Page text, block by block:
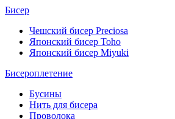
Бисер
Чешский бисер Preciosa
Японский бисер Toho
Японский бисер Miyuki
Бисероплетение
Бусины
Нить для бисера
Проволока